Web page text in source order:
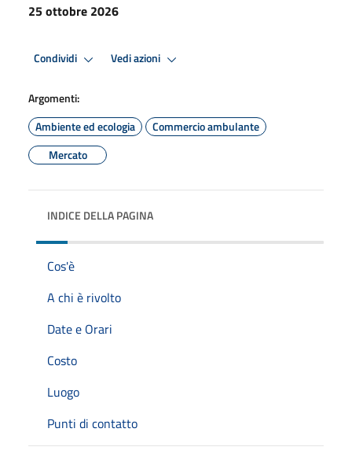
25 ottobre 2026
Condividi Vedi azioni
Argomenti:
Ambiente ed ecologia
Commercio ambulante
Mercato
INDICE DELLA PAGINA
Cos'è
A chi è rivolto
Date e Orari
Costo
Luogo
Punti di contatto